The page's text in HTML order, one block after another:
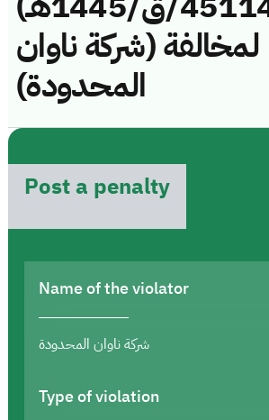
لمخالفة (شركة ناوان
المحدودة)
Post a penalty
Name of the violator
شركة ناوان المحدودة
Type of violation